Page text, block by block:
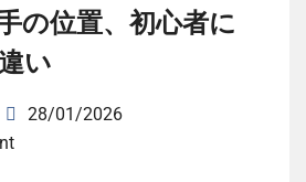
の位置、初心者に
い
28/01/2026